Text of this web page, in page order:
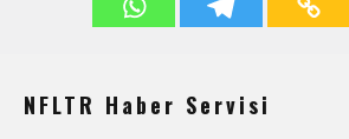
NFLTR Haber Servisi